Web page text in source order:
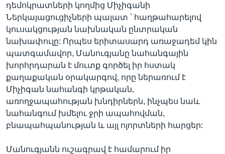
դեմոկրատների կողմից Միչիգանի
Ներկայացուցիչների պալատ ՝ հաղթահարելով
կուսակցության նախնական ընտրական
նախափուլը: Որպես երիտասարդ առաջադեմ կին
պատգամավոր, Մանուգյանը նահանգային
խորհրդարան է մուտք գործել իր հստակ
քաղաքական օրակարգով, որը ներառում է
Միչիգան նահանգի կրթական,
առողջապահության խնդիրներն, ինչպես նաև
նահանգում խմելու ջրի ապահովման,
բնապահպանության և այլ ոլորտների հարցեր:
Մանուգյանն ուշագրավ է համարում իր